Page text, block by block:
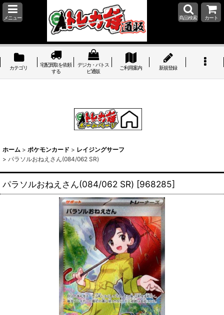
メニュー 商品検索 カート
カテゴリ
宅配買取を依頼
する
デジカ・バトス
ピ通販
ご利用案内 新規登録
ホーム > ポケモンカード > レイジングサーフ
> パラソルおねえさん(084/062 SR)
パラソルおねえさん(084/062 SR) [968285]